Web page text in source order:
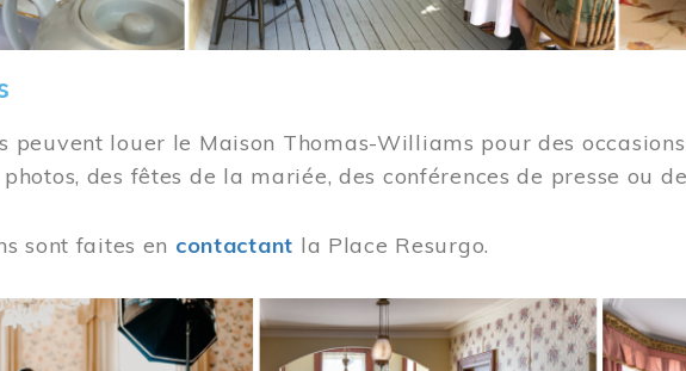
peuvent louer le Maison Thomas-Williams pour des
des fêtes de la mariée, des conférences de presse ou
sont faites en contactant la Place Resurgo.